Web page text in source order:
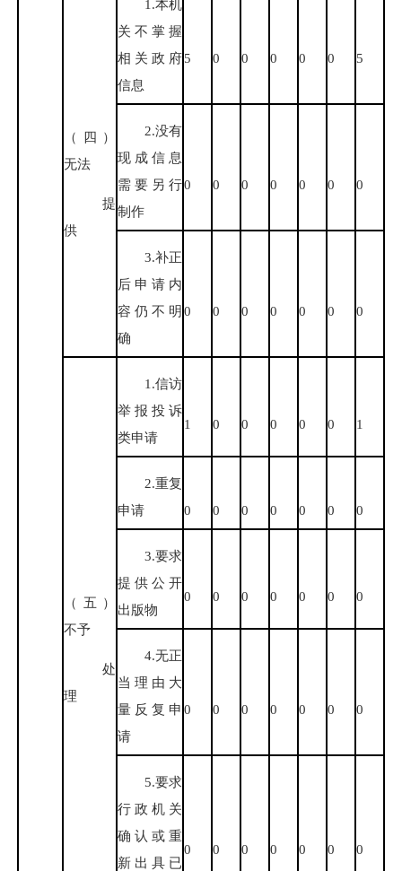
（四）
无法
提
供
1.本机
关不掌握
相关政府
信息
5 0 0 0 0 0 5
2.没有
现成信息
需要另行
制作
0 0 0 0 0 0 0
3.补正
后申请内
容仍不明
确
0 0 0 0 0 0 0
（五）
不予
处
理
1.信访
举报投诉
类申请
1 0 0 0 0 0 1
2.重复
申请
0 0 0 0 0 0 0
3.要求
提供公开
出版物
0 0 0 0 0 0 0
4.无正
当理由大
量反复申
请
0 0 0 0 0 0 0
5.要求
行政机关
确认或重
新出具已
0 0 0 0 0 0 0